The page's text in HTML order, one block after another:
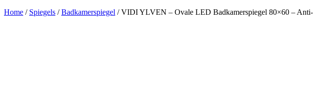
Home / Spiegels /Badkamerspiegel /VIDI YLVEN – Ovale LED Badkamerspiegel 80×60 –